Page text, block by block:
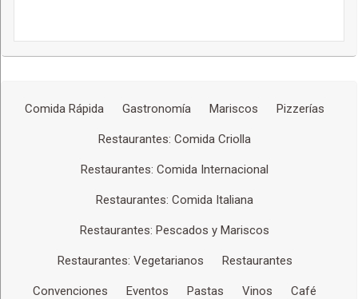
Comida Rápida Gastronomía Mariscos Pizzerías
Restaurantes: Comida Criolla
Restaurantes: Comida Internacional
Restaurantes: Comida Italiana
Restaurantes: Pescados y Mariscos
Restaurantes: Vegetarianos Restaurantes
Convenciones Eventos Pastas Vinos Café